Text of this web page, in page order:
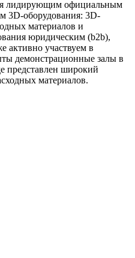
лидирующим официальным
3D-оборудования: 3D-
материалов и
юридическим (b2b),
активно участвуем в
демонстрационные залы в
представлен широкий
материалов.